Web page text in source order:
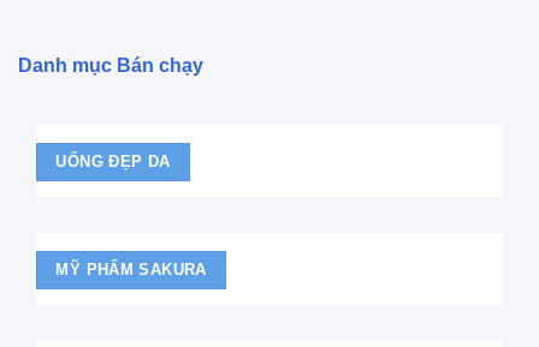
Danh mục Bán chạy
UỐNG ĐẸP DA
MỸ PHẨM SAKURA